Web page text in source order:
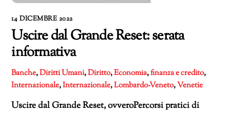
14 DICEMBRE 2022
Uscire dal Grande Reset: serata
informativa
Banche,Diritti Umani,Diritto,Economia,finanza e credito,
Internazionale,Internazionale,Lombardo-Veneto,Venetie
Uscire dal Grande Reset, ovveroPercorsi pratici di